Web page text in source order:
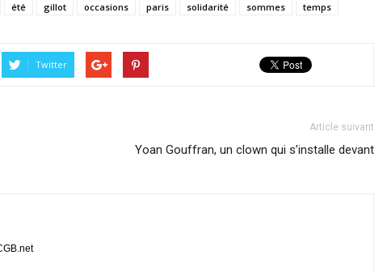
été gillot occasions paris solidarité sommes temps
Twitter
Article suivant
Yoan Gouffran, un clown qui s’installe devant